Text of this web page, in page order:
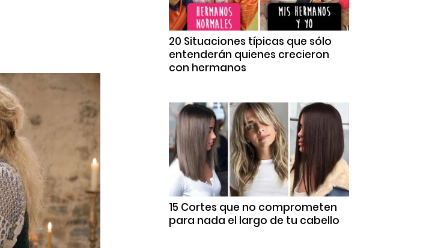
20 Situaciones típicas que sólo
entenderán quienes crecieron
con hermanos
15 Cortes que no comprometen
para nada el largo de tu cabello